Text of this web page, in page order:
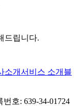
드립니다.
소개서비스 소개 블
번호: 639-34-01724